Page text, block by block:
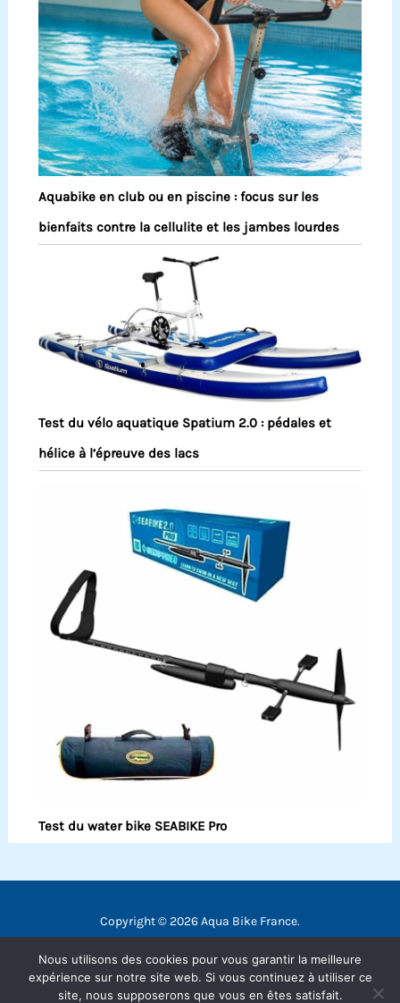
Aquabike en club ou en piscine : focus sur les
bienfaits contre la cellulite et les jambes lourdes
Test du vélo aquatique Spatium 2.0 : pédales et
hélice à l’épreuve des lacs
Test du water bike SEABIKE Pro
Copyright © 2026 Aqua Bike France.
Contact
Mentions légales
Nous utilisons des cookies pour vous garantir la meilleure
expérience sur notre site web. Si vous continuez à utiliser ce
site, nous supposerons que vous en êtes satisfait.